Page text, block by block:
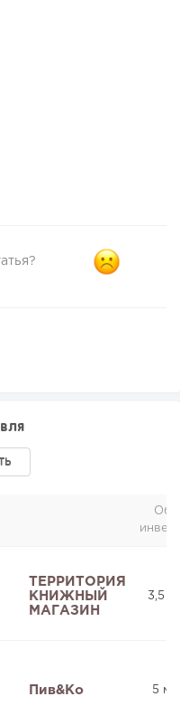
ТЕРРИТОРИЯ
КНИЖНЫЙ
МАГАЗИН
3,5
Пив&Ко 5